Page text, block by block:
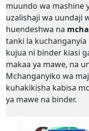
muundo wa mashine
uzalishaji wa uundaji
huendeshwa na
tanki la
kujua ni binder kiasi
makaa ya mawe, na
Mchanganyiko wa
kuhakikisha kabisa
ya mawe na binder.